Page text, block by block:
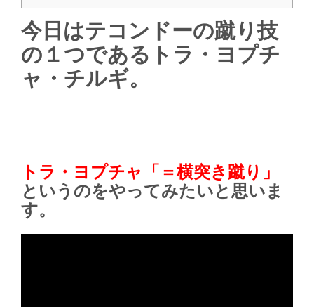
今日はテコンドーの蹴り技
の１つであるトラ・ヨプチ
ャ・チルギ。
トラ・ヨプチャ「＝横突き蹴り」
というのをやってみたいと思いま
す。